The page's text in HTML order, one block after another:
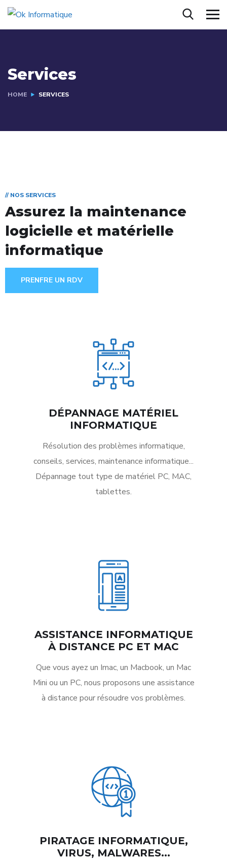
Services
HOME SERVICES
// NOS SERVICES
Assurez la maintenance
logicielle et matérielle
informatique
PRENFRE UN RDV
DÉPANNAGE MATÉRIEL
INFORMATIQUE
Résolution des problèmes informatique,
conseils, services, maintenance informatique...
Dépannage tout type de matériel PC, MAC,
tablettes.
ASSISTANCE INFORMATIQUE
À DISTANCE PC ET MAC
Que vous ayez un Imac, un Macbook, un Mac
Mini ou un PC, nous proposons une assistance
à distance pour résoudre vos problèmes.
PIRATAGE INFORMATIQUE,
VIRUS, MALWARES...